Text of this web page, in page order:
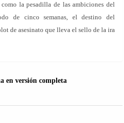
la pesadilla de las ambiciones del
de cinco semanas, el destino del
de asesinato que lleva el sello de la ira
en versión completa